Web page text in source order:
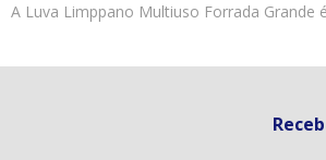
A Luva Limppano Multiuso Forrada